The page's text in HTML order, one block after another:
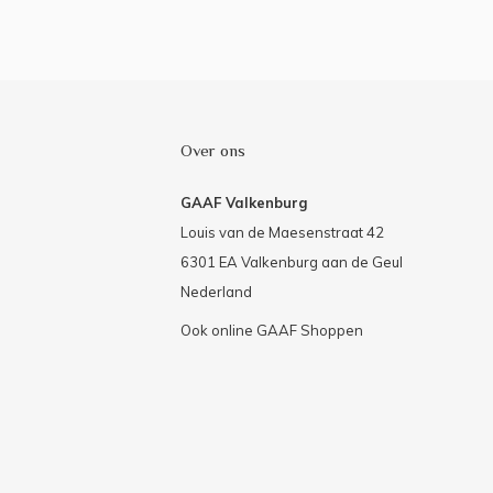
Over ons
GAAF Valkenburg
Louis van de Maesenstraat 42
6301 EA Valkenburg aan de Geul
Nederland
Ook online GAAF Shoppen